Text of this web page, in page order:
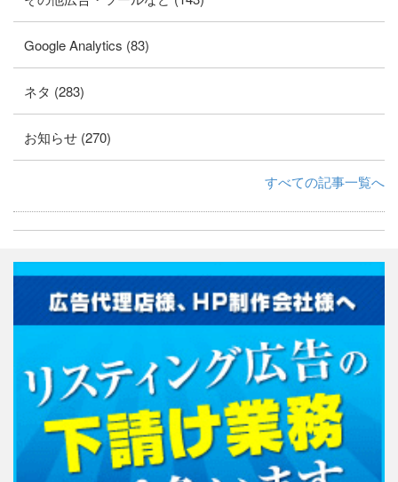
Google Analytics (83)
ネタ (283)
お知らせ (270)
すべての記事一覧へ